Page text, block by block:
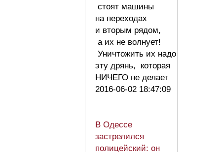
стоят машины
на переходах
и вторым рядом,
а их не волнует!
Уничтожить их надо
эту дрянь, которая
НИЧЕГО не делает
2016-06-02 18:47:09
В Одессе
застрелился
полицейский: он